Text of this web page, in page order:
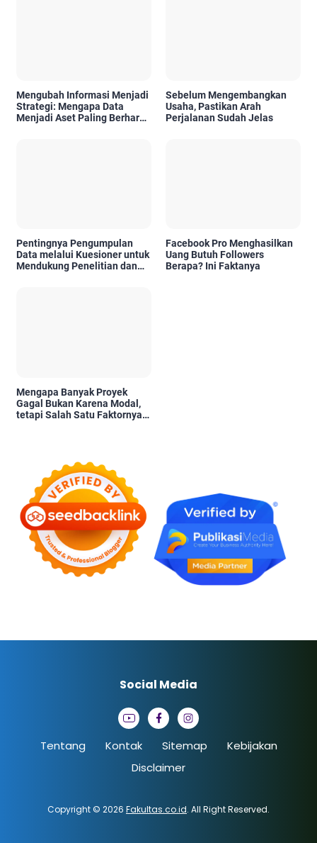
Mengubah Informasi Menjadi
Strategi: Mengapa Data
Menjadi Aset Paling Berharga
Sebelum Mengembangkan
Usaha, Pastikan Arah
Perjalanan Sudah Jelas
Pentingnya Pengumpulan
Data melalui Kuesioner untuk
Mendukung Penelitian dan
Facebook Pro Menghasilkan
Uang Butuh Followers
Berapa? Ini Faktanya
Mengapa Banyak Proyek
Gagal Bukan Karena Modal,
tetapi Salah Satu Faktornya
Tentang Kontak Sitemap
Kebijakan
Disclaimer
Copyright © 2026 Fakultas.co.id. All Right Reserved.
Social Media